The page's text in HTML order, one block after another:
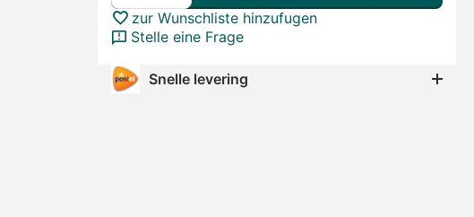
zur Wunschliste hinzufugen
Stelle eine Frage
Snelle levering